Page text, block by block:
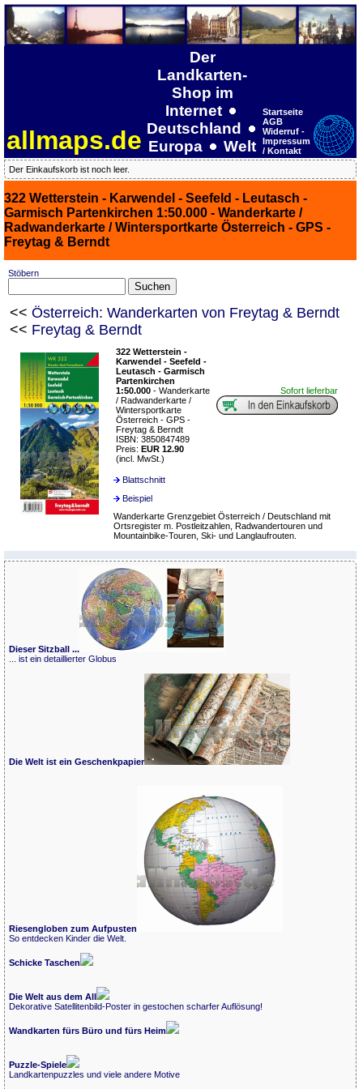
allmaps.de
Der
Landkarten-
Shop im
Internet
Deutschland
Europa
Welt
Startseite
AGB
Widerruf -
Impressum
/ Kontakt
Der Einkaufskorb ist noch leer.
322 Wetterstein - Karwendel - Seefeld - Leutasch -
Garmisch Partenkirchen 1:50.000 - Wanderkarte /
Radwanderkarte / Wintersportkarte Österreich - GPS -
Freytag & Berndt
Stöbern
<< Österreich: Wanderkarten von Freytag & Berndt
<< Freytag & Berndt
322 Wetterstein -
Karwendel - Seefeld -
Leutasch - Garmisch
Partenkirchen
1:50.000 - Wanderkarte
/ Radwanderkarte /
Wintersportkarte
Österreich - GPS -
Freytag & Berndt
ISBN: 3850847489
Preis: EUR 12.90
(incl. MwSt.)
Sofort lieferbar
Blattschnitt
Beispiel
Wanderkarte Grenzgebiet Österreich / Deutschland mit
Ortsregister m. Postleitzahlen, Radwandertouren und
Mountainbike-Touren, Ski- und Langlaufrouten.
Dieser Sitzball ...
... ist ein detaillierter Globus
Die Welt ist ein Geschenkpapier
Riesengloben zum Aufpusten
So entdecken Kinder die Welt.
Schicke Taschen
Die Welt aus dem All
Dekorative Satellitenbild-Poster in gestochen scharfer Auflösung!
Wandkarten fürs Büro und fürs Heim
Puzzle-Spiele
Landkartenpuzzles und viele andere Motive